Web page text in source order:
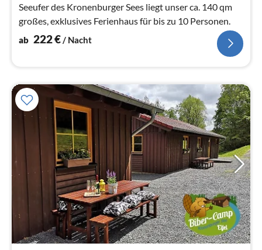
Seeufer des Kronenburger Sees liegt unser ca. 140 qm
großes, exklusives Ferienhaus für bis zu 10 Personen.
ab 222€ / Nacht